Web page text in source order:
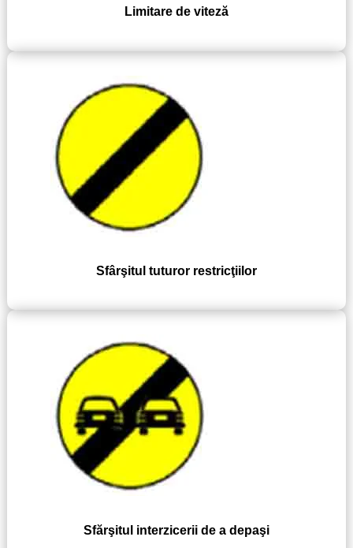
Limitare de viteză
Sfârşitul tuturor restricţiilor
Sfărşitul interzicerii de a depaşi